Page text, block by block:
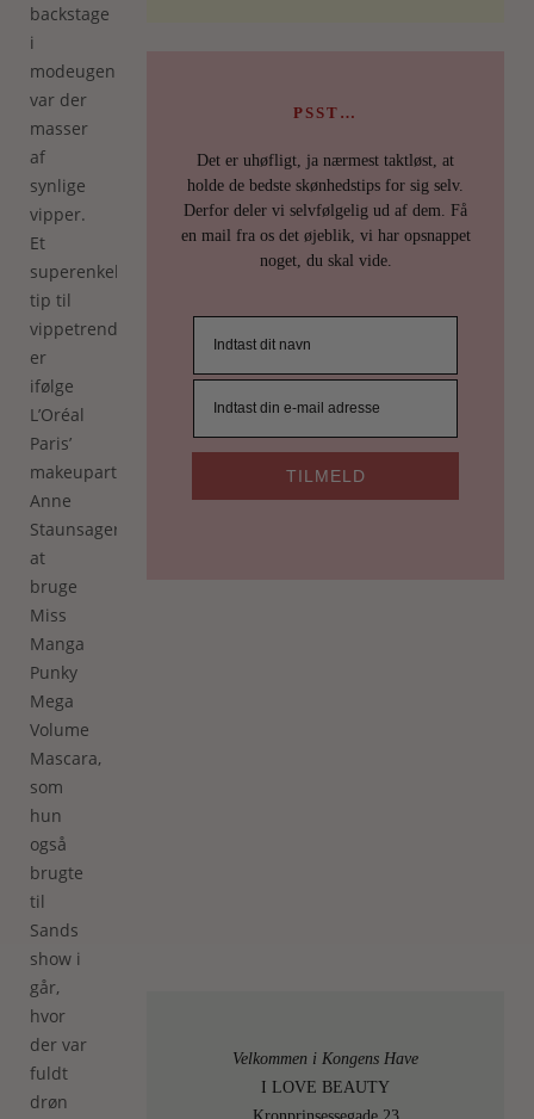
backstage
i
modeugen
var der
masser
af
synlige
vipper.
Et
superenkelt
tip til
vippetrenden
er
ifølge
L’Oréal
Paris’
makeupartist
Anne
Staunsager
at
bruge
Miss
Manga
Punky
Mega
Volume
Mascara,
som
hun
også
brugte
til
Sands
show i
går,
hvor
der var
fuldt
drøn
PSST…
Det er uhøfligt, ja nærmest taktløst, at
holde de bedste skønhedstips for sig selv.
Derfor deler vi selvfølgelig ud af dem. Få
en mail fra os det øjeblik, vi har opsnappet
noget, du skal vide.
TILMELD
Velkommen i Kongens Have
I LOVE BEAUTY